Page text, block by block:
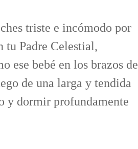
triste e incómodo por
tu Padre Celestial,
ese bebé en los brazos de
de una larga y tendida
y dormir profundamente